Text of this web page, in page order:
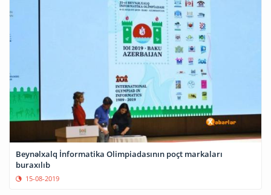
Beynəlxalq İnformatika Olimpiadasının poçt markaları
buraxılıb
15-08-2019